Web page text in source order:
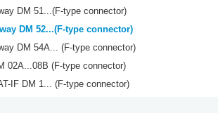
DM 51...(F-type connector)
DM 52...(F-type connector)
DM 54A... (F-type connector)
02A...08B (F-type connector)
IF DM 1... (F-type connector)